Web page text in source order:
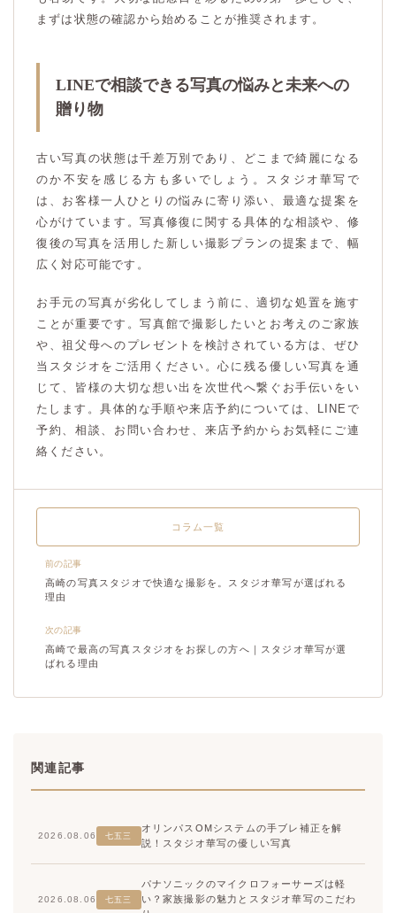
まずは状態の確認から始めることが推奨されます。
LINEで相談できる写真の悩みと未来への
贈り物
古い写真の状態は千差万別であり、どこまで綺麗になる
のか不安を感じる方も多いでしょう。スタジオ華写で
は、お客様一人ひとりの悩みに寄り添い、最適な提案を
心がけています。写真修復に関する具体的な相談や、修
復後の写真を活用した新しい撮影プランの提案まで、幅
広く対応可能です。
お手元の写真が劣化してしまう前に、適切な処置を施す
ことが重要です。写真館で撮影したいとお考えのご家族
や、祖父母へのプレゼントを検討されている方は、ぜひ
当スタジオをご活用ください。心に残る優しい写真を通
じて、皆様の大切な想い出を次世代へ繋ぐお手伝いをい
たします。具体的な手順や来店予約については、LINEで
予約、相談、お問い合わせ、来店予約からお気軽にご連
絡ください。
前の記事
高崎の写真スタジオで快適な撮影を。スタジオ華写が選ばれる
理由
コラム一覧
次の記事
高崎で最高の写真スタジオをお探しの方へ｜スタジオ華写が選
ばれる理由
関連記事
2026.08.06 七五三
オリンパスOMシステムの手ブレ補正を解
説！スタジオ華写の優しい写真
2026.08.06 七五三
パナソニックのマイクロフォーサーズは軽
い？家族撮影の魅力とスタジオ華写のこだわ